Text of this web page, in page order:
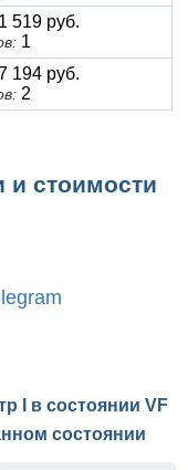
519 руб.
1
194 руб.
2
и стоимости
I в состоянии VF
состоянии